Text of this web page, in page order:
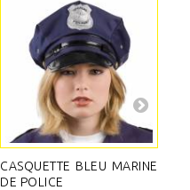
CASQUETTE BLEU MARINE
DE POLICE